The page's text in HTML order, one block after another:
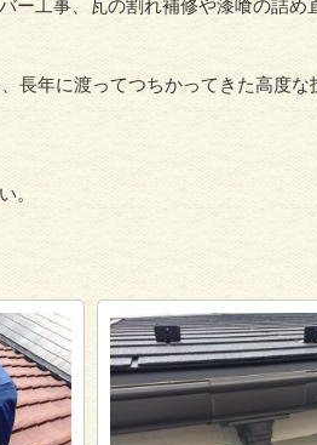
ー工事、瓦の割れ補修や漆喰の詰
長年に渡ってつちかってきた高度な
。